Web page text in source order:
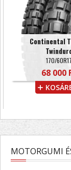
Continental
170/60R17
68 000
MOTORGUMI